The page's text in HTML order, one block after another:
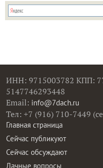
ИНН: 9715003782 КПП:
5147746293448
Email: info@7dach.ru
Тел: +7 (916) 710-7449
Главная страница
Сейчас публикуют
Сейчас обсуждают
Дачные вопросы